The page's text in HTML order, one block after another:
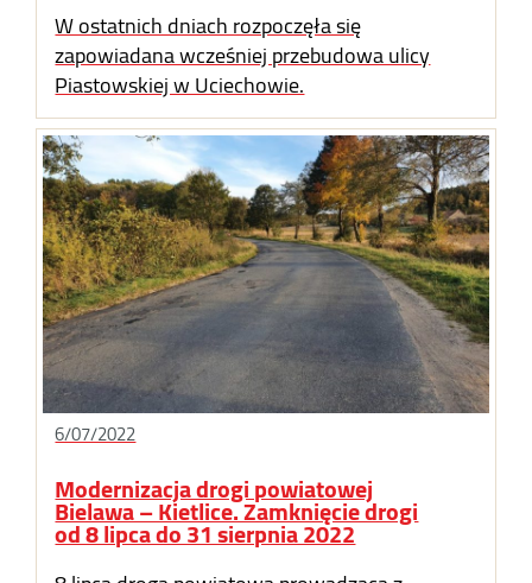
W ostatnich dniach rozpoczęła się
zapowiadana wcześniej przebudowa ulicy
Piastowskiej w Uciechowie.
6/07/2022
Modernizacja drogi powiatowej
Bielawa – Kietlice. Zamknięcie drogi
od 8 lipca do 31 sierpnia 2022